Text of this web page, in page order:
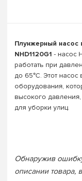
Плунжерный насос
NHD1120G1 - насос
работать при
до 65°C. Этот
оборудования,
высокого
для уборки улиц.
Обнаружив
описании товара,